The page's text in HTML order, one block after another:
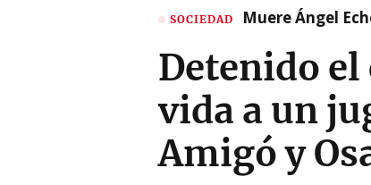
SOCIEDAD Muere Ángel
Detenido el
vida a un
Amigó y